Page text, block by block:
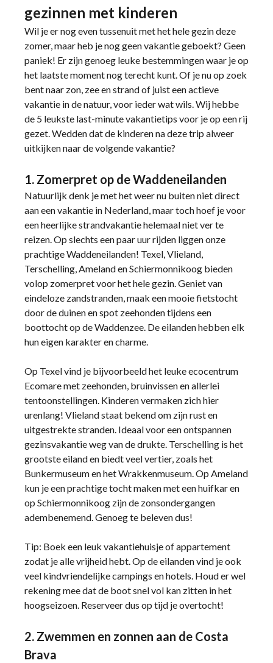
gezinnen met kinderen
Wil je er nog even tussenuit met het hele gezin deze
zomer, maar heb je nog geen vakantie geboekt? Geen
paniek! Er zijn genoeg leuke bestemmingen waar je op
het laatste moment nog terecht kunt. Of je nu op zoek
bent naar zon, zee en strand of juist een actieve
vakantie in de natuur, voor ieder wat wils. Wij hebbe
de 5 leukste last-minute vakantietips voor je op een rij
gezet. Wedden dat de kinderen na deze trip alweer
uitkijken naar de volgende vakantie?
1. Zomerpret op de Waddeneilanden
Natuurlijk denk je met het weer nu buiten niet direct
aan een vakantie in Nederland, maar toch hoef je voor
een heerlijke strandvakantie helemaal niet ver te
reizen. Op slechts een paar uur rijden liggen onze
prachtige Waddeneilanden! Texel, Vlieland,
Terschelling, Ameland en Schiermonnikoog bieden
volop zomerpret voor het hele gezin. Geniet van
eindeloze zandstranden, maak een mooie fietstocht
door de duinen en spot zeehonden tijdens een
boottocht op de Waddenzee. De eilanden hebben elk
hun eigen karakter en charme.
Op Texel vind je bijvoorbeeld het leuke ecocentrum
Ecomare met zeehonden, bruinvissen en allerlei
tentoonstellingen. Kinderen vermaken zich hier
urenlang! Vlieland staat bekend om zijn rust en
uitgestrekte stranden. Ideaal voor een ontspannen
gezinsvakantie weg van de drukte. Terschelling is het
grootste eiland en biedt veel vertier, zoals het
Bunkermuseum en het Wrakkenmuseum. Op Ameland
kun je een prachtige tocht maken met een huifkar en
op Schiermonnikoog zijn de zonsondergangen
adembenemend. Genoeg te beleven dus!
Tip: Boek een leuk vakantiehuisje of appartement
zodat je alle vrijheid hebt. Op de eilanden vind je ook
veel kindvriendelijke campings en hotels. Houd er wel
rekening mee dat de boot snel vol kan zitten in het
hoogseizoen. Reserveer dus op tijd je overtocht!
2. Zwemmen en zonnen aan de Costa
Brava